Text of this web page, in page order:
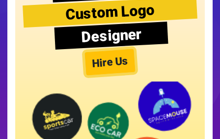
Custom Logo
Designer
Hire Us